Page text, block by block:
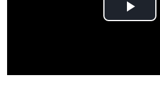
Play